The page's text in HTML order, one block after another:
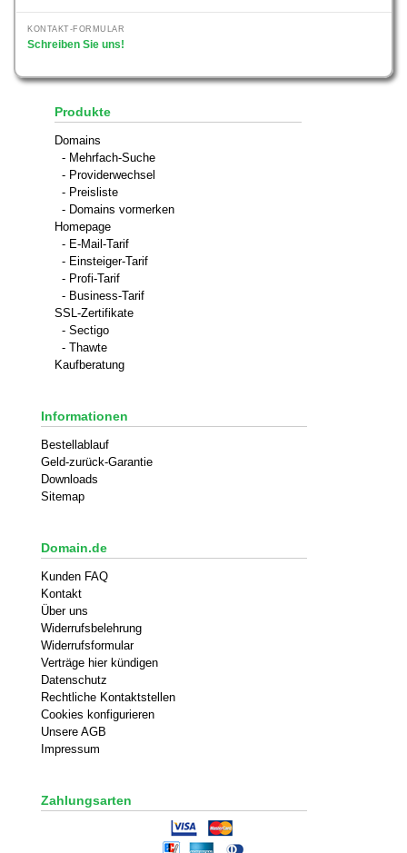
KONTAKT-FORMULAR
Schreiben Sie uns!
Produkte
Domains
- Mehrfach-Suche
- Providerwechsel
- Preisliste
- Domains vormerken
Homepage
- E-Mail-Tarif
- Einsteiger-Tarif
- Profi-Tarif
- Business-Tarif
SSL-Zertifikate
- Sectigo
- Thawte
Kaufberatung
Informationen
Bestellablauf
Geld-zurück-Garantie
Downloads
Sitemap
Domain.de
Kunden FAQ
Kontakt
Über uns
Widerrufsbelehrung
Widerrufsformular
Verträge hier kündigen
Datenschutz
Rechtliche Kontaktstellen
Cookies konfigurieren
Unsere AGB
Impressum
Zahlungsarten